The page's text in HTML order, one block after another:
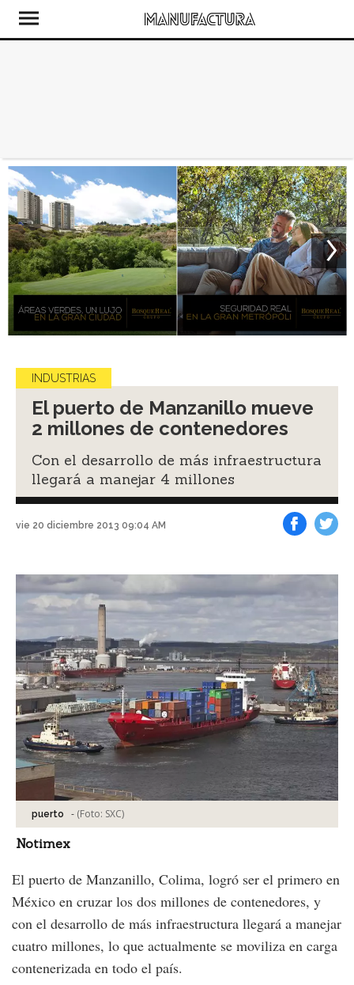
INDUSTRIAS
El puerto de Manzanillo mueve
2 millones de contenedores
Con el desarrollo de más infraestructura
llegará a manejar 4 millones
vie 20 diciembre 2013 09:04 AM
puerto - (Foto: SXC)
Notimex
El puerto de Manzanillo, Colima, logró ser el primero en
México en cruzar los dos millones de contenedores, y
con el desarrollo de más infraestructura llegará a manejar
cuatro millones, lo que actualmente se moviliza en carga
contenerizada en todo el país.